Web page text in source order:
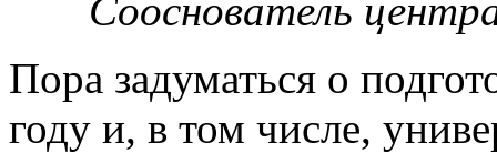
Сооснователь
Пора задуматься о
году и, в том числе,